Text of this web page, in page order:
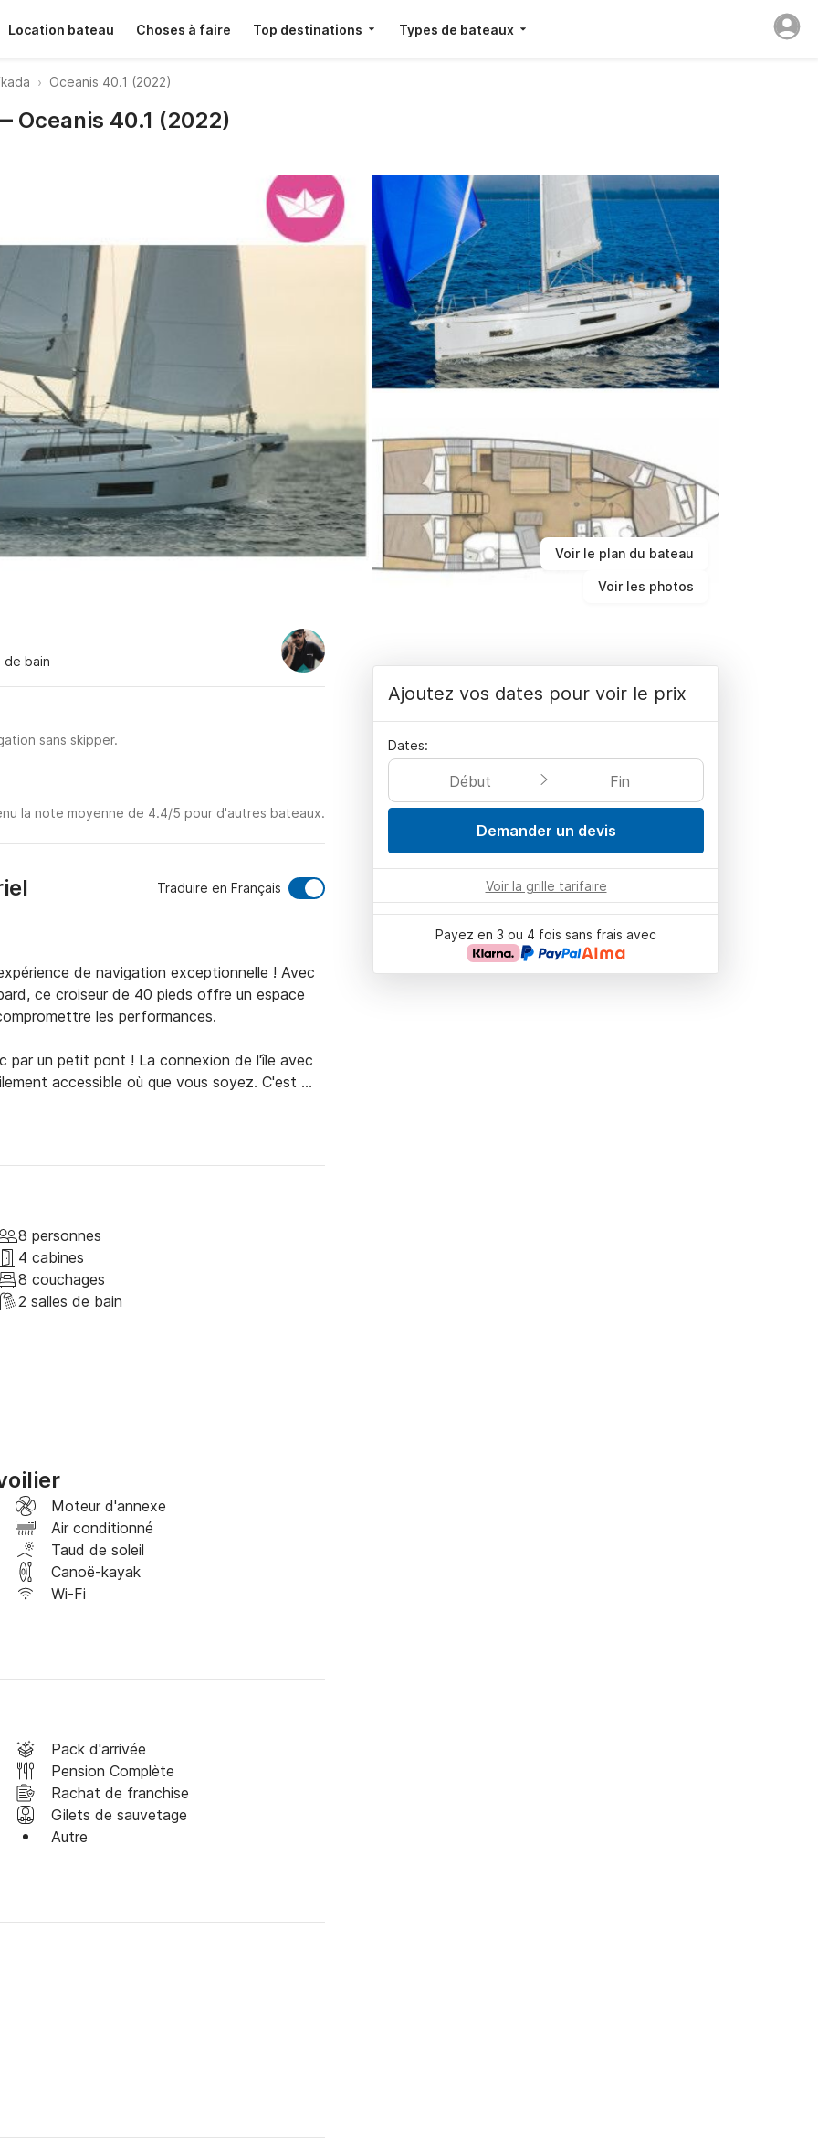
Location bateau Choses à faire Top destinations Types de bateaux
Oceanis 40.1 (2022)
Voir le plan du bateau
Voir les photos
Oceanis 40.1 (2022)
de bain
sans skipper.
la note moyenne de 4.4/5 pour d'autres bateaux.
Traduire en Français
de navigation exceptionnelle ! Avec
ce croiseur de 40 pieds offre un espace
les performances.
par un petit pont ! La connexion de l'île avec
accessible où que vous soyez. C'est
voisins de Corfou, Céphalonie ou Préveza
de Lefkas, à côté du centre-ville et
port classique de Grèce.
de ravitaillement en carburant à quai avec un
d'amarrage, des amarres, un capitaine de
en eau gratuits.
que de votre enregistrement et de votre
8 personnes
4 cabines
8 couchages
2 salles de bain
Moteur d'annexe
Air conditionné
Taud de soleil
Canoë-kayak
Wi-Fi
Pack d'arrivée
Pension Complète
Rachat de franchise
Gilets de sauvetage
Autre
Ajoutez vos dates pour voir le prix
Dates:
Début Fin
Demander un devis
Voir la grille tarifaire
Payez en 3 ou 4 fois sans frais avec